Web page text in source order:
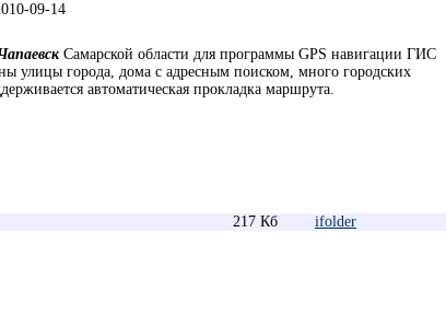
09-14
Самарской области для программы GPS навигации ГИС
улицы города, дома с адресным поиском, много городских
автоматическая прокладка маршрута.
217 Кб ifolder